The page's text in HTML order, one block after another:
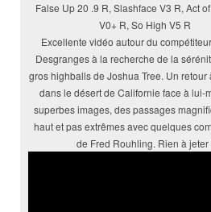
False Up 20 .9 R, Slashface V3 R, Act
V0+ R, So High V5 R
Excellente vidéo autour du
Desgranges à la recherche de la
gros highballs de Joshua Tree. Un retour
dans le désert de Californie face à lui-
superbes images, des passages
haut et pas extrêmes avec quelques
de Fred Rouhling. Rien à jeter